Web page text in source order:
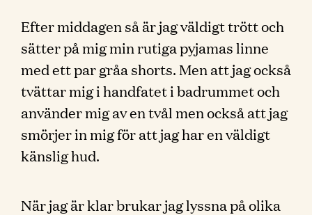
Efter middagen så är jag väldigt trött och
sätter på mig min rutiga pyjamas linne
med ett par gråa shorts. Men att jag också
tvättar mig i handfatet i badrummet och
använder mig av en tvål men också att jag
smörjer in mig för att jag har en väldigt
känslig hud.
När jag är klar brukar jag lyssna på olika